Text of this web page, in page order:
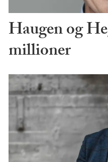
Haugen og
millioner